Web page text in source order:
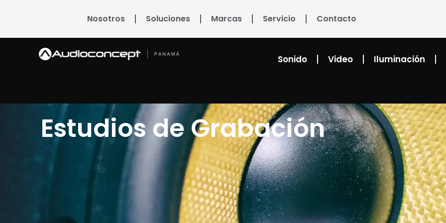
Nosotros Soluciones Marcas Servicio Contacto
Sonido Video Iluminación
Estudios de Grabación